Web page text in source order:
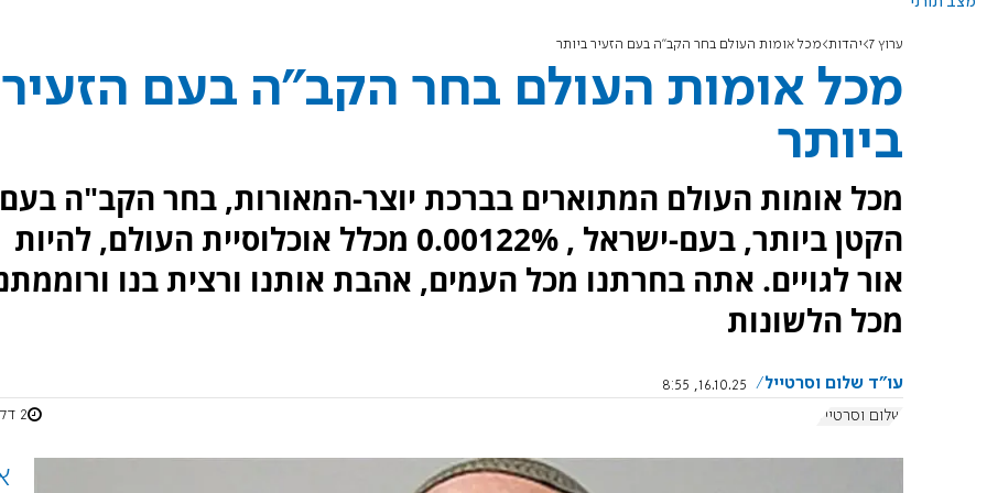
ערוץ 7 יהדות מכל אומות העולם בחר הקב"ה בעם הזעיר ביותר
מכל אומות העולם בחר הקב"ה בעם הזעיר
ביותר
מכל אומות העולם המתוארים בברכת יוצר-המאורות, בחר הקב"ה בעם
הקטן ביותר, בעם-ישראל , 0.00122% מכלל אוכלוסיית העולם, להיות
אור לגויים. אתה בחרתנו מכל העמים, אהבת אותנו ורצית בנו
מכל הלשונות
עו"ד שלום וסרטייל
16.10.25, 8:55
שלום וסרטייל
2 דקות